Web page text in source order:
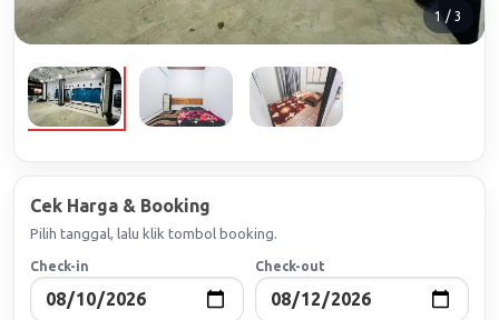
1 / 3
Cek Harga & Booking
Pilih tanggal, lalu klik tombol booking.
Check-in Check-out